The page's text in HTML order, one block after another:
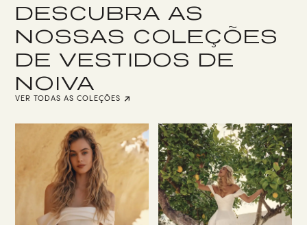
DESCUBRA AS
NOSSAS COLEÇÕES
DE VESTIDOS DE
NOIVA
VER TODAS AS COLEÇÕES